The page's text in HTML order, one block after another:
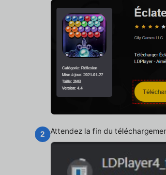
2 Attendez la fin du